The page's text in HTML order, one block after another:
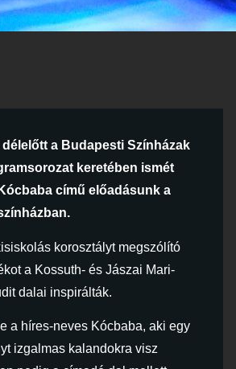
délelőtt a Budapesti Színházak
keretében ismét
című előadásunk a
korosztályt megszólító
a Kossuth- és Jászai Mari-
dalai inspirálták.
a híres-neves Kócbaba, aki egy
izgalmas kalandokra visz